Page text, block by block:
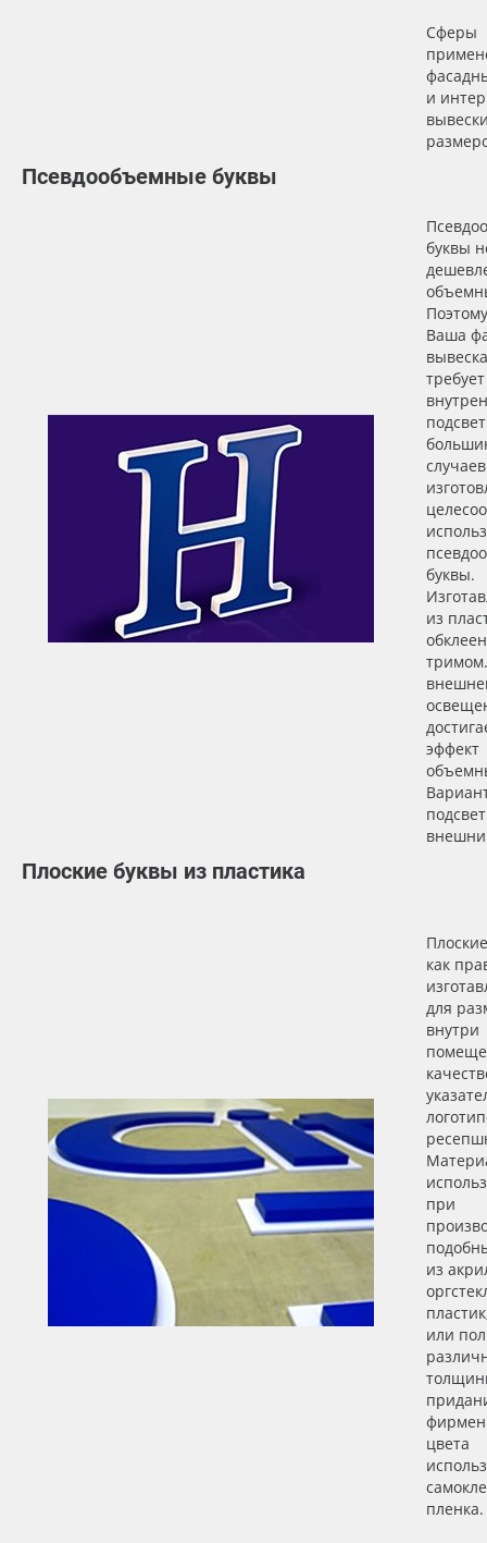
Сферы
и
Псевдообъемные буквы
буквы
Ваша
требует
буквы.
из
эффект
Плоские буквы из пластика
как
для
внутри
при
из
или
цвета
пленка.